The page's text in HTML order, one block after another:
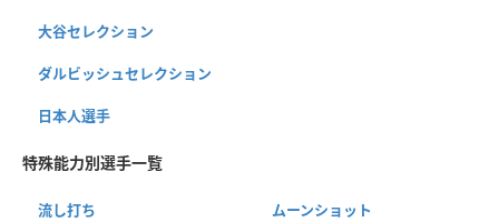
大谷セレクション
ダルビッシュセレクション
日本人選手
特殊能力別選手一覧
流し打ち ムーンショット